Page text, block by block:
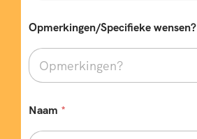
Opmerkingen/Specifieke wensen?
Naam *